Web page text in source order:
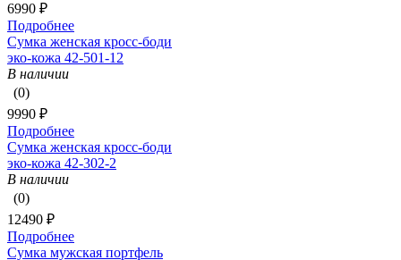
6990 ₽
Подробнее
Сумка женская кросс-боди
эко-кожа 42-501-12
В наличии
(0)
9990 ₽
Подробнее
Сумка женская кросс-боди
эко-кожа 42-302-2
В наличии
(0)
12490 ₽
Подробнее
Сумка мужская портфель